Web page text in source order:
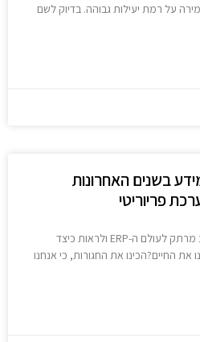
על רמת יעילות גבוהה. בדיוק לשם
בשנים האחרונות
פריוריטי
האם אתם מוכנים לקפוץ למסע מרתק לעולם ה-ERP ולראות כיצד
את החיים?הכינו את החגורות, כי אנחנו